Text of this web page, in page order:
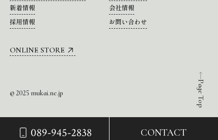
089-945-2838 CONTACT
Page Top
新着情報
会社情報
採用情報
お問い合わせ
ONLINE STORE
© 2025 mukai.ne.jp